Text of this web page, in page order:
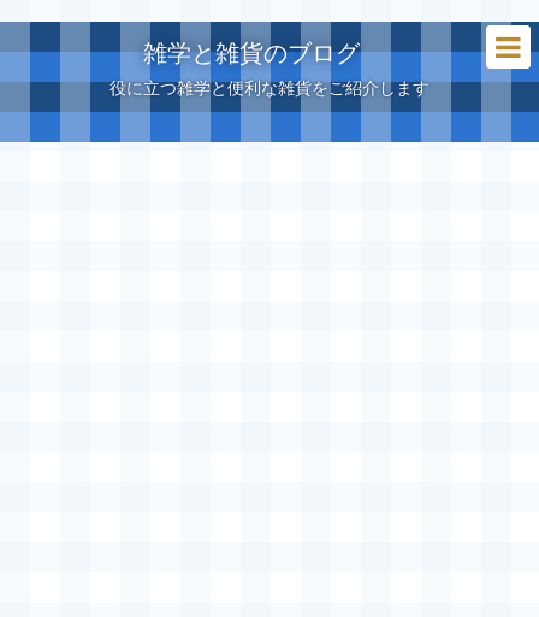
雑学と雑貨のブログ
役に立つ雑学と便利な雑貨をご紹介します